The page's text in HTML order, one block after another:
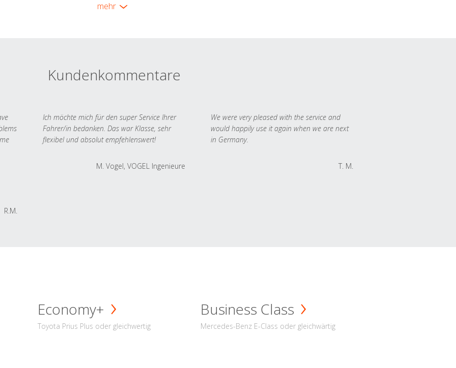
mehr
Kundenkommentare
R.M.
Ich möchte mich für den super Service Ihrer
Fahrer/in bedanken. Das war Klasse, sehr
flexibel und absolut empfehlenswert!
M. Vogel, VOGEL Ingenieure
We were very pleased with the service and
would happily use it again when we are next
in Germany.
T. M.
Economy+
Toyota Prius Plus oder gleichwertig
Business Class
Mercedes-Benz E-Class oder gleichwärtig